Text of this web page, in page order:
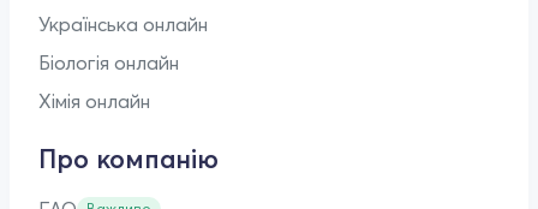
Українська онлайн
Біологія онлайн
Хімія онлайн
Про компанію